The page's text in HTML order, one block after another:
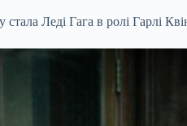
Леді Гага в ролі Гарлі